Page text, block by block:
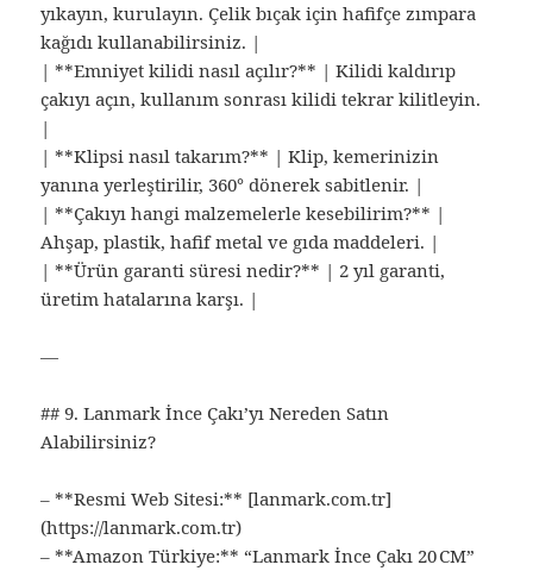
yıkayın, kurulayın. Çelik bıçak için hafifçe zımpara
kağıdı kullanabilirsiniz. |
| **Emniyet kilidi nasıl açılır?** | Kilidi kaldırıp
çakıyı açın, kullanım sonrası kilidi tekrar kilitleyin.
|
| **Klipsi nasıl takarım?** | Klip, kemerinizin
yanına yerleştirilir, 360° dönerek sabitlenir. |
| **Çakıyı hangi malzemelerle kesebilirim?** |
Ahşap, plastik, hafif metal ve gıda maddeleri. |
| **Ürün garanti süresi nedir?** | 2 yıl garanti,
üretim hatalarına karşı. |
—
## 9. Lanmark İnce Çakı’yı Nereden Satın
Alabilirsiniz?
– **Resmi Web Sitesi:** [lanmark.com.tr]
(https://lanmark.com.tr)
– **Amazon Türkiye:** “Lanmark İnce Çakı 20 CM”